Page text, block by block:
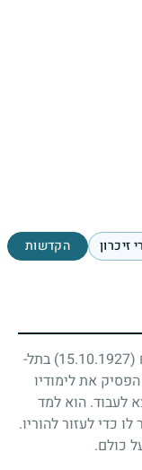
זיכרון הקדשות
(15.10.1927)
בתל-
את לימודיו
לעבוד. הוא למד
כדי לעזור להוריו.
כולם.